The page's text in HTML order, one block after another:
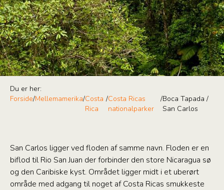
Du er her:
Forside/Mellemamerika/Costa
Rica
/Costa Ricas
nationalparker
/Boca Tapada /
San Carlos
San Carlos ligger ved floden af samme navn. Floden er en
biflod til Rio San Juan der forbinder den store Nicaragua sø
og den Caribiske kyst. Området ligger midt i et uberørt
område med adgang til noget af Costa Ricas smukkeste